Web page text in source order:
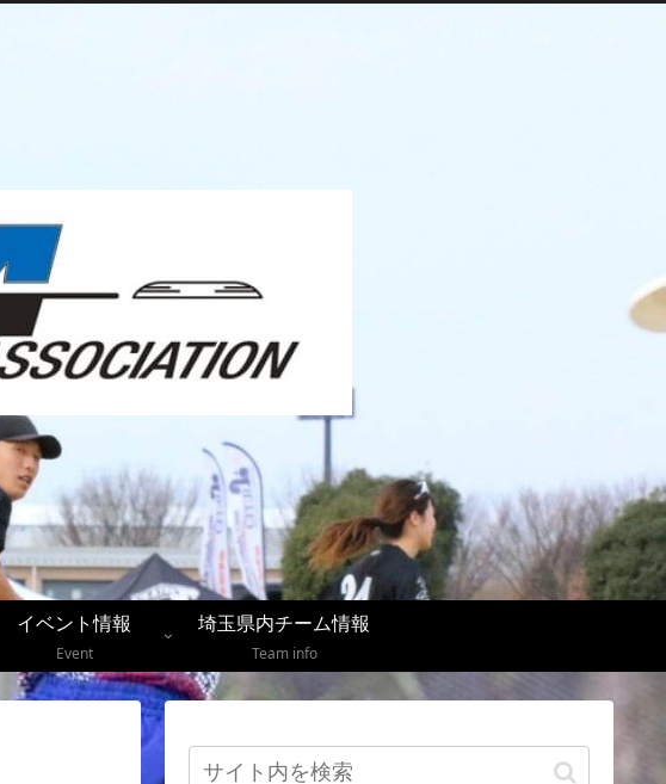
イベント情報
Event
埼玉県内チーム情報
Team info